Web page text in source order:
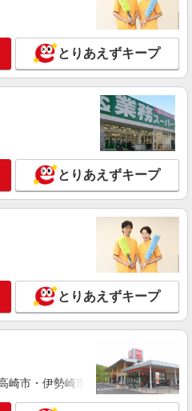
円以上 高校生 時給1,300円以上
浜市緑区竹山1-17-3
詳細を見る
ード）スタッフ
※22:00以降は時給1663円（深夜
） ※高校生時給1250円 ■土日・
祝は時給＋50円 ※高校生は学校か
な場合、通学中の学校からの許可
ます。
詳細を見る
円 ※22:00〜翌5:00：時給1625円 ※
浜市緑区白山2-38-11
とりあえずキープ
とりあえずキープ
とりあえずキープ
崎市・伊勢崎市・太田市・館林市